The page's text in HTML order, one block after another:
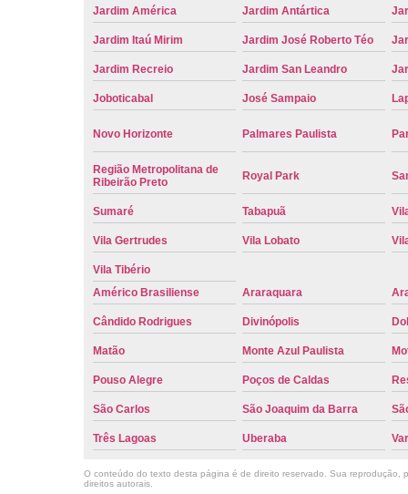
Jardim América Jardim Antártica
Jardim Itaú Mirim Jardim José Roberto Téo
Jardim Recreio Jardim San Leandro
Joboticabal José Sampaio
Novo Horizonte Palmares Paulista
Região Metropolitana de
Ribeirão Preto
Royal Park
Sumaré Tabapuã
Vila Gertrudes Vila Lobato
Vila Tibério
Américo Brasiliense
Araraquara
Cândido Rodrigues Divinópolis
Matão Monte Azul Paulista
Pouso Alegre Poços de Caldas
São Carlos São Joaquim da Barra
Três Lagoas Uberaba
O conteúdo do texto desta página é de direito reservado. Sua reprodução,
direitos autorais